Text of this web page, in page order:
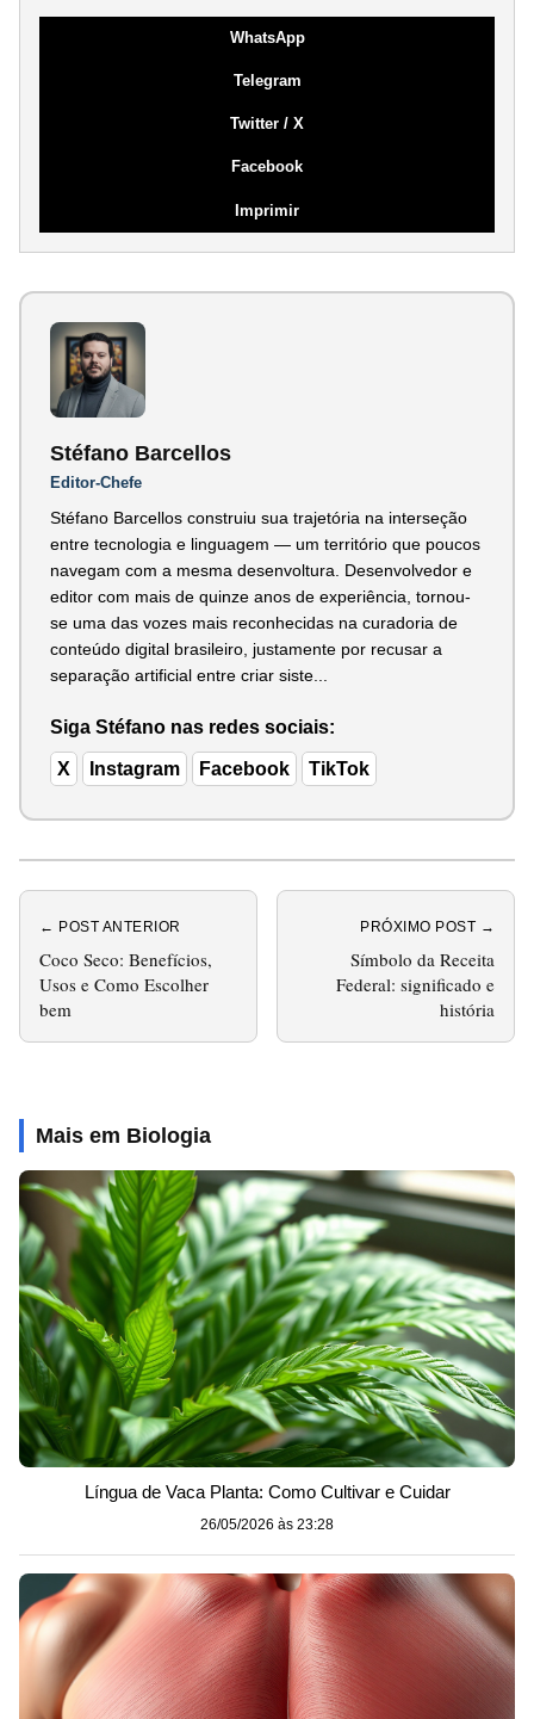
WhatsApp
Telegram
Twitter / X
Facebook
Imprimir
Stéfano Barcellos
Editor-Chefe
Stéfano Barcellos construiu sua trajetória na interseção
entre tecnologia e linguagem — um território que poucos
navegam com a mesma desenvoltura. Desenvolvedor e
editor com mais de quinze anos de experiência, tornou-
se uma das vozes mais reconhecidas na curadoria de
conteúdo digital brasileiro, justamente por recusar a
separação artificial entre criar siste...
Siga Stéfano nas redes sociais:
X Instagram Facebook TikTok
← POST ANTERIOR
Coco Seco: Benefícios,
Usos e Como Escolher
bem
PRÓXIMO POST →
Símbolo da Receita
Federal: significado e
história
Mais em Biologia
Língua de Vaca Planta: Como Cultivar e Cuidar
26/05/2026 às 23:28